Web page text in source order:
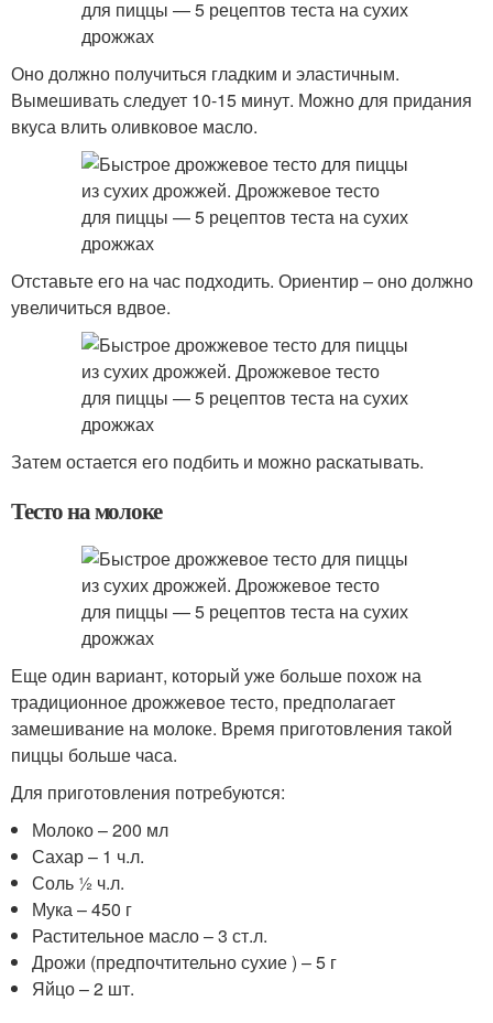
Оно должно получиться гладким и эластичным.
Вымешивать следует 10-15 минут. Можно для придания
вкуса влить оливковое масло.
Отставьте его на час подходить. Ориентир – оно должно
увеличиться вдвое.
Затем остается его подбить и можно раскатывать.
Тесто на молоке
Еще один вариант, который уже больше похож на
традиционное дрожжевое тесто, предполагает
замешивание на молоке. Время приготовления такой
пиццы больше часа.
Для приготовления потребуются:
Молоко – 200 мл
Сахар – 1 ч.л.
Соль ½ ч.л.
Мука – 450 г
Растительное масло – 3 ст.л.
Дрожи (предпочтительно сухие ) – 5 г
Яйцо – 2 шт.